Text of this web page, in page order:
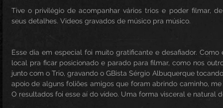
Tive o privilégio de acompanhar vários trios e poder filmar,
seus detalhes. Videos gravados de músico pra músico.
Esse dia em especial foi muito gratificante e desafiador.
local pra ficar posicionado e parado para filmar, como nos
junto com o Trio, gravando o GBista Sérgio Albuquerque
apoio de alguns foliões amigos que foram abrindo caminho,
O resultados foi esse aí do vídeo. Uma forma visceral e natural